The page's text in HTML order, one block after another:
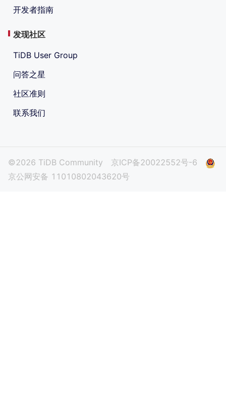
开发者指南
发现社区
TiDB User Group
问答之星
社区准则
联系我们
©2026 TiDB Community
京ICP备20022552号-6
京公网安备 11010802043620号